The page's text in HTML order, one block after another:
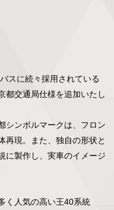
スに続々採用されている
都交通局仕様を追加いたし
シンボルマークは、フロン
再現。また、独自の形状と
に製作し、実車のイメージ
く人気の高い王40系統